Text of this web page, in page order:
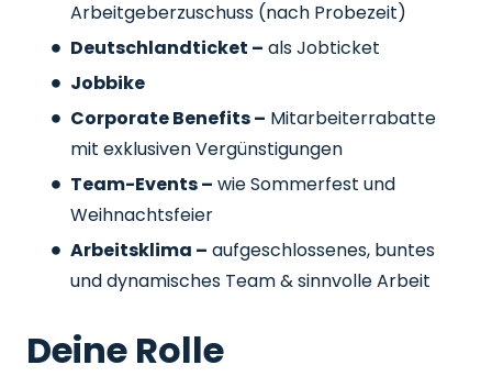
Arbeitgeberzuschuss (nach Probezeit)
Deutschlandticket – als Jobticket
Jobbike
Corporate Benefits – Mitarbeiterrabatte
mit exklusiven Vergünstigungen
Team-Events – wie Sommerfest und
Weihnachtsfeier
Arbeitsklima – aufgeschlossenes, buntes
und dynamisches Team & sinnvolle Arbeit
Deine Rolle